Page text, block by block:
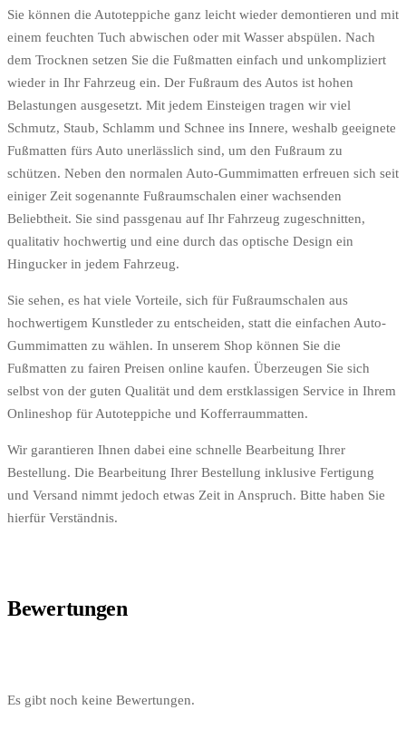
Sie können die Autoteppiche ganz leicht wieder demontieren und mit
einem feuchten Tuch abwischen oder mit Wasser abspülen. Nach
dem Trocknen setzen Sie die Fußmatten einfach und unkompliziert
wieder in Ihr Fahrzeug ein. Der Fußraum des Autos ist hohen
Belastungen ausgesetzt. Mit jedem Einsteigen tragen wir viel
Schmutz, Staub, Schlamm und Schnee ins Innere, weshalb geeignete
Fußmatten fürs Auto unerlässlich sind, um den Fußraum zu
schützen. Neben den normalen Auto-Gummimatten erfreuen sich seit
einiger Zeit sogenannte Fußraumschalen einer wachsenden
Beliebtheit. Sie sind passgenau auf Ihr Fahrzeug zugeschnitten,
qualitativ hochwertig und eine durch das optische Design ein
Hingucker in jedem Fahrzeug.
Sie sehen, es hat viele Vorteile, sich für Fußraumschalen aus
hochwertigem Kunstleder zu entscheiden, statt die einfachen Auto-
Gummimatten zu wählen. In unserem Shop können Sie die
Fußmatten zu fairen Preisen online kaufen. Überzeugen Sie sich
selbst von der guten Qualität und dem erstklassigen Service in Ihrem
Onlineshop für Autoteppiche und Kofferraummatten.
Wir garantieren Ihnen dabei eine schnelle Bearbeitung Ihrer
Bestellung. Die Bearbeitung Ihrer Bestellung inklusive Fertigung
und Versand nimmt jedoch etwas Zeit in Anspruch. Bitte haben Sie
hierfür Verständnis.
Bewertungen
Es gibt noch keine Bewertungen.